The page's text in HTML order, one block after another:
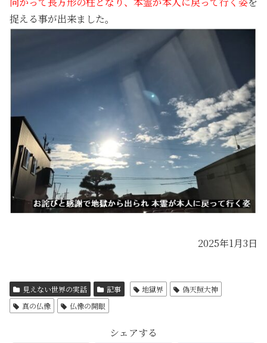
捉える事が出来ました。
2025年1月3日
見えない世界の実話 記事 地獄界
偽天照大神
真の仏像
仏像の開眼
シェアする